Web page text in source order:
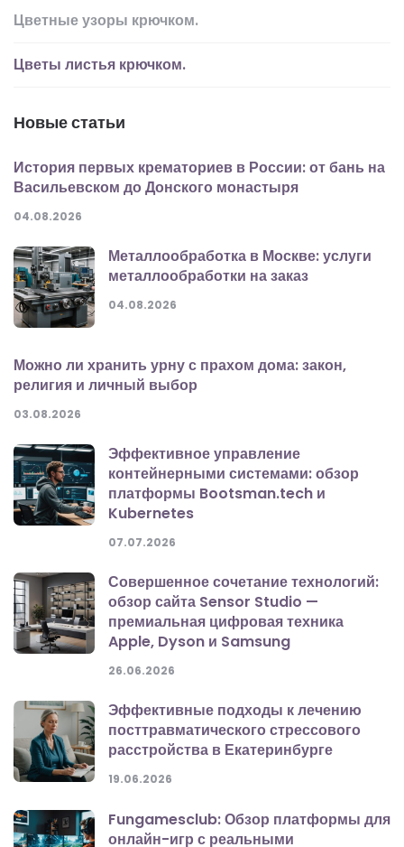
Цветные узоры крючком.
Цветы листья крючком.
Новые статьи
История первых крематориев в России: от бань на
Васильевском до Донского монастыря
04.08.2026
Металлообработка в Москве: услуги
металлообработки на заказ
04.08.2026
Можно ли хранить урну с прахом дома: закон,
религия и личный выбор
03.08.2026
Эффективное управление
контейнерными системами: обзор
платформы Bootsman.tech и
Kubernetes
07.07.2026
Совершенное сочетание технологий:
обзор сайта Sensor Studio —
премиальная цифровая техника
Apple, Dyson и Samsung
26.06.2026
Эффективные подходы к лечению
посттравматического стрессового
расстройства в Екатеринбурге
19.06.2026
Fungamesclub: Обзор платформы для
онлайн-игр с реальными